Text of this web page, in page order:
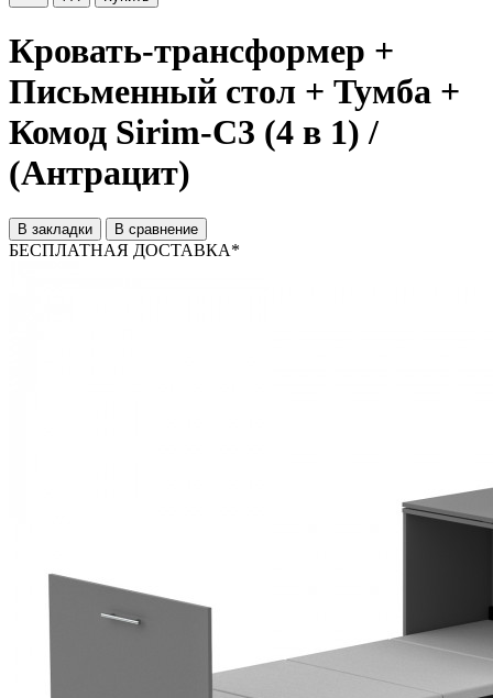
Кровать-трансформер +
Письменный стол + Тумба +
Комод Sirim-C3 (4 в 1) /
(Антрацит)
В закладки В сравнение
БЕСПЛАТНАЯ ДОСТАВКА*